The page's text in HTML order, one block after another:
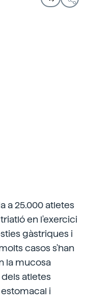
a 25.000 atletes
en l'exercici
gàstriques i
casos s'han
la mucosa
dels atletes
i